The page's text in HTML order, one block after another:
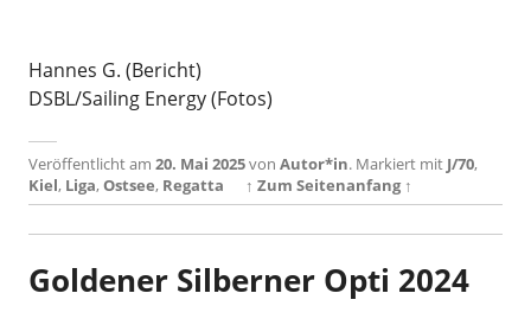
Hannes G. (Bericht)
DSBL/Sailing Energy (Fotos)
Veröffentlicht am 20. Mai 2025von Autor*in. Markiert mit J/70,
Kiel, Liga,Ostsee, Regatta ↑ Zum Seitenanfang ↑
Goldener Silberner Opti 2024